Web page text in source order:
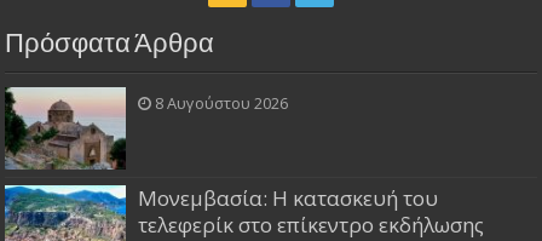
Πρόσφατα Άρθρα
8 Αυγούστου 2026
Μονεμβασία: Η κατασκευή του
τελεφερίκ στο επίκεντρο εκδήλωσης